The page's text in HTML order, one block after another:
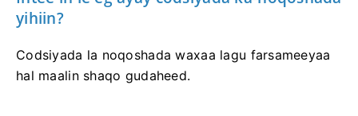
Intee in le'eg ayay codsiyada ka-noqoshada
yihiin?